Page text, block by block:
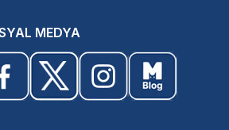
MEDYA